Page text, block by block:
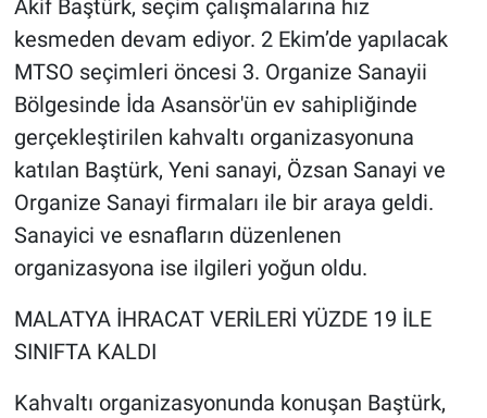
Akif Baştürk, seçim çalışmalarına hız
kesmeden devam ediyor. 2 Ekim’de yapılacak
MTSO seçimleri öncesi 3. Organize Sanayii
Bölgesinde İda Asansör'ün ev sahipliğinde
gerçekleştirilen kahvaltı organizasyonuna
katılan Baştürk, Yeni sanayi, Özsan Sanayi ve
Organize Sanayi firmaları ile bir araya geldi.
Sanayici ve esnafların düzenlenen
organizasyona ise ilgileri yoğun oldu.
MALATYA İHRACAT VERİLERİ YÜZDE 19 İLE
SINIFTA KALDI
Kahvaltı organizasyonunda konuşan Baştürk,